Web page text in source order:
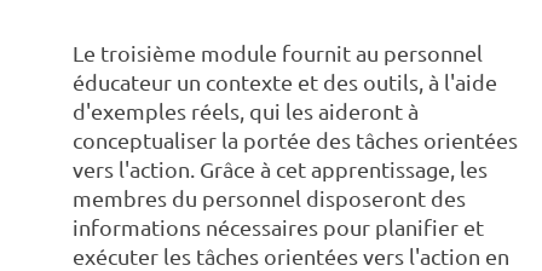
Le troisième module fournit au personnel
éducateur un contexte et des outils, à l'aide
d'exemples réels, qui les aideront à
conceptualiser la portée des tâches orientées
vers l'action. Grâce à cet apprentissage, les
membres du personnel disposeront des
informations nécessaires pour planifier et
exécuter les tâches orientées vers l'action en